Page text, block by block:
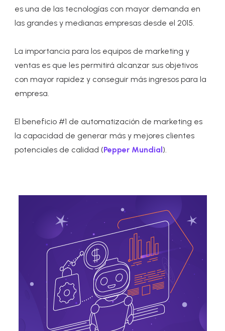
es una de las tecnologías con mayor demanda en
las grandes y medianas empresas desde el 2015.
La importancia para los equipos de marketing y
ventas es que les permitirá alcanzar sus objetivos
con mayor rapidez y conseguir más ingresos para la
empresa.
El beneficio #1 de automatización de marketing es
la capacidad de generar más y mejores clientes
potenciales de calidad (Pepper Mundial).